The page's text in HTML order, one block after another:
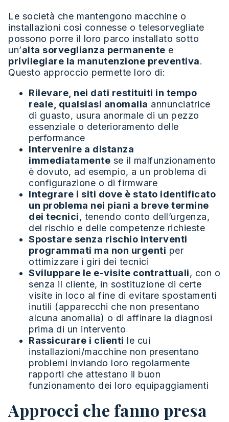
Le società che mantengono macchine o
installazioni così connesse o telesorvegliate
possono porre il loro parco installato sotto
un’alta sorveglianza permanente e
privilegiare la manutenzione preventiva.
Questo approccio permette loro di:
Rilevare, nei dati restituiti in tempo
reale, qualsiasi anomalia annunciatrice
di guasto, usura anormale di un pezzo
essenziale o deterioramento delle
performance
Intervenire a distanza
immediatamente se il malfunzionamento
è dovuto, ad esempio, a un problema di
configurazione o di firmware
Integrare i siti dove è stato identificato
un problema nei piani a breve termine
dei tecnici, tenendo conto dell’urgenza,
del rischio e delle competenze richieste
Spostare senza rischio interventi
programmati ma non urgenti per
ottimizzare i giri dei tecnici
Sviluppare le e-visite contrattuali, con o
senza il cliente, in sostituzione di certe
visite in loco al fine di evitare spostamenti
inutili (apparecchi che non presentano
alcuna anomalia) o di affinare la diagnosi
prima di un intervento
Rassicurare i clienti le cui
installazioni/macchine non presentano
problemi inviando loro regolarmente
rapporti che attestano il buon
funzionamento dei loro equipaggiamenti
Approcci che fanno presa